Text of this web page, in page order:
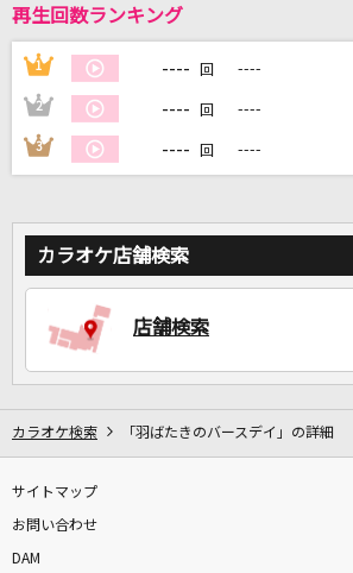
カラオケをもっと楽しもう！
自宅でカラオケ歌い放題！
再生回数ランキング
1 ---- 回 ----
2 ---- 回 ----
3 ---- 回 ----
カラオケ店舗検索
店舗検索
カラオケ検索 「羽ばたきのバースデイ」の詳細
サイトマップ
お問い合わせ
DAM